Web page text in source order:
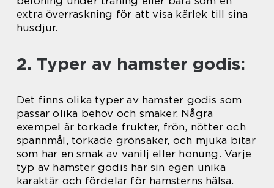
extra överraskning för att visa kärlek till sina
husdjur.
2. Typer av hamster godis:
Det finns olika typer av hamster godis som
passar olika behov och smaker. Några
exempel är torkade frukter, frön, nötter och
spannmål, torkade grönsaker, och mjuka bitar
som har en smak av vanilj eller honung. Varje
typ av hamster godis har sin egen unika
karaktär och fördelar för hamsterns hälsa.